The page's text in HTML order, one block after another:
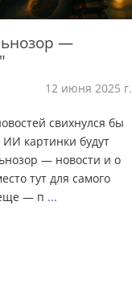
—
12 июня 2025 г.
свихнулся бы
картинки будут
— новости и о
тут для самого
— п ...